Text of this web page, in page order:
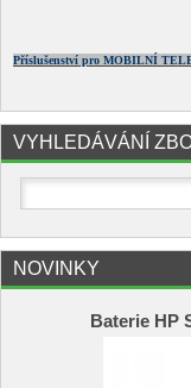
Příslušenství pro MOBILNÍ
VYHLEDÁVÁNÍ
NOVINKY
Baterie HP